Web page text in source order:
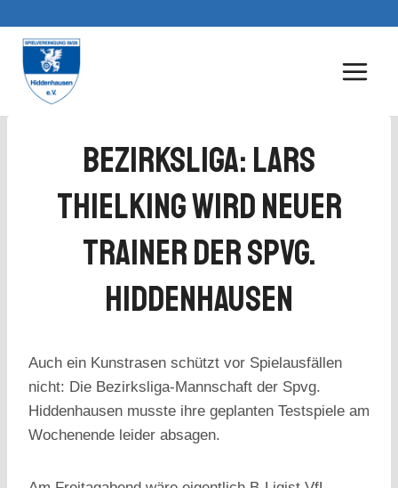
Inhalt
springen
Bezirksliga: Lars
Thielking Wird Neuer
Trainer Der Spvg.
Hiddenhausen
Auch ein Kunstrasen schützt vor Spielausfällen
nicht: Die Bezirksliga-Mannschaft der Spvg.
Hiddenhausen musste ihre geplanten Testspiele am
Wochenende leider absagen.